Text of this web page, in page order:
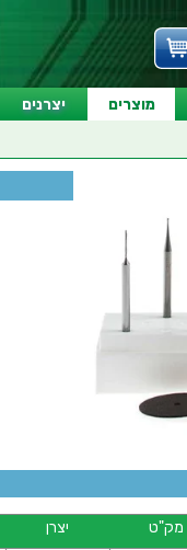
מוצרים יצרנים
מק"ט יצרן